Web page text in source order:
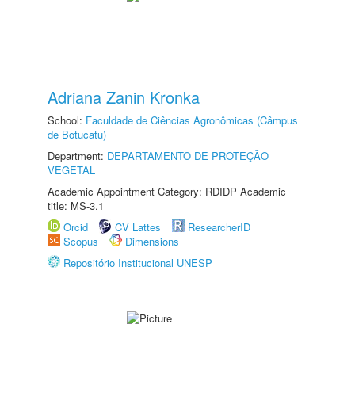
Adriana Zanin Kronka
School: Faculdade de Ciências Agronômicas (Câmpus
de Botucatu)
Department: DEPARTAMENTO DE PROTEÇÃO
VEGETAL
Academic Appointment Category: RDIDP Academic
title: MS-3.1
Orcid
CV Lattes
ResearcherID
Scopus
Dimensions
Repositório Institucional UNESP